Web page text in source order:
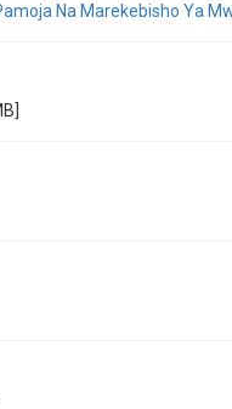
Na Marekebisho Ya